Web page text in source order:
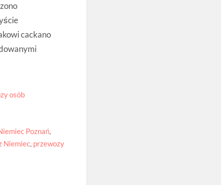
cackano
osób
Poznań,
Niemiec, przewozy